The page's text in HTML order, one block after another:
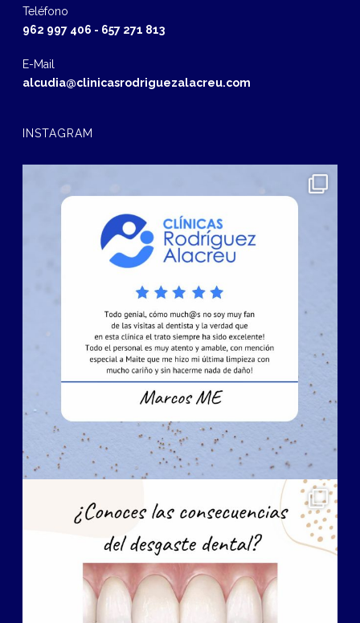
Teléfono
962 997 406 - 657 271 813
E-Mail
alcudia@clinicasrodriguezalacreu.com
INSTAGRAM